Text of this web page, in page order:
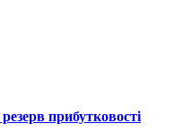
прибутковості